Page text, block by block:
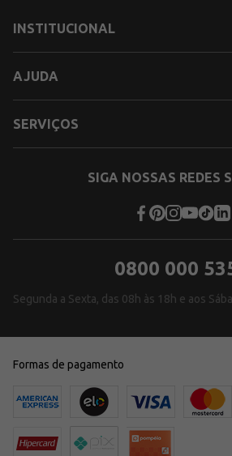
INSTITUCIONAL
AJUDA
SERVIÇOS
SIGA NOSSAS REDES
0800 000
Segunda a Sexta, das 08h às 18h e aos
Formas de pagamento